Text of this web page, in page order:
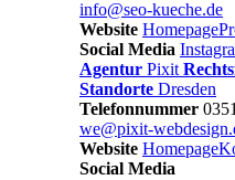
info@seo-kueche.de
Website Homepage
Social Media
Agentur Pixit
Standorte Dresden
Telefonnummer
we@pixit-
Website Homepage
Social Media